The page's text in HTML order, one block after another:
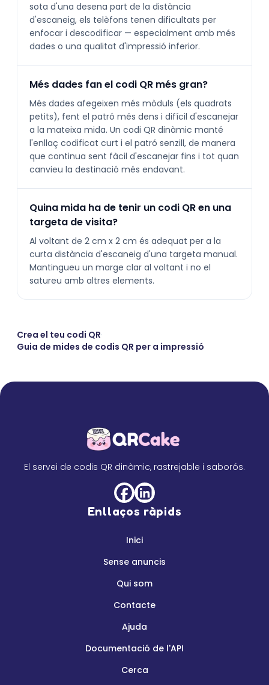
sota d'una desena part de la distància
d'escaneig, els telèfons tenen dificultats per
enfocar i descodificar — especialment amb més
dades o una qualitat d'impressió inferior.
Més dades fan el codi QR més gran?
Més dades afegeixen més mòduls (els quadrats
petits), fent el patró més dens i difícil d'escanejar
a la mateixa mida. Un codi QR dinàmic manté
l'enllaç codificat curt i el patró senzill, de manera
que continua sent fàcil d'escanejar fins i tot quan
canvieu la destinació més endavant.
Quina mida ha de tenir un codi QR en una
targeta de visita?
Al voltant de 2 cm x 2 cm és adequat per a la
curta distància d'escaneig d'una targeta manual.
Mantingueu un marge clar al voltant i no el
satureu amb altres elements.
Crea el teu codi QR·
Guia de mides de codis QR per a impressió
El servei de codis QR dinàmic, rastrejable i saborós.
Enllaços ràpids
Inici
Sense anuncis
Qui som
Contacte
Ajuda
Documentació de l'API
Cerca